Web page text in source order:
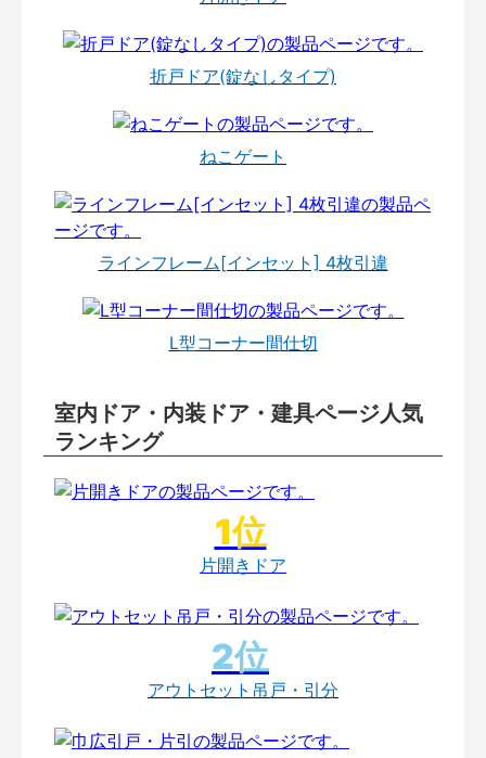
折戸ドア(錠なしタイプ)
ねこゲート
ラインフレーム[インセット] 4枚引違
L型コーナー間仕切
室内ドア・内装ドア・建具ページ人気
ランキング
片開きドア
アウトセット吊戸・引分